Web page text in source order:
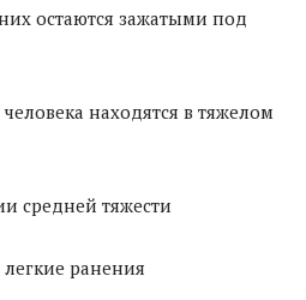
остаются зажатыми под
находятся в тяжелом
средней тяжести
ранения